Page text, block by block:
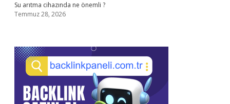
Su arıtma cihazında ne önemli ?
Temmuz 28, 2026